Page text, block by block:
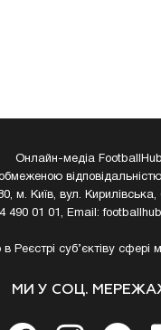
Онлайн-медіа FootballHub
м. Київ, вул. Кирилівська,
490 01 01, Email:
в Реєстрі суб’єктіву
МИ У СОЦ.